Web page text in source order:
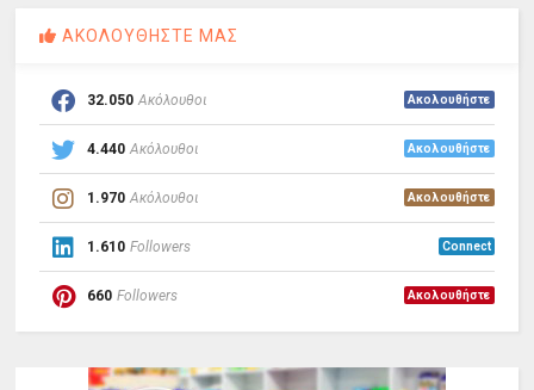
ΑΚΟΛΟΥΘΗΣΤΕ ΜΑΣ
32.050 Ακόλουθοι Ακολουθήστε
4.440 Ακόλουθοι Ακολουθήστε
1.970 Ακόλουθοι Ακολουθήστε
1.610 Followers Connect
660 Followers Ακολουθήστε